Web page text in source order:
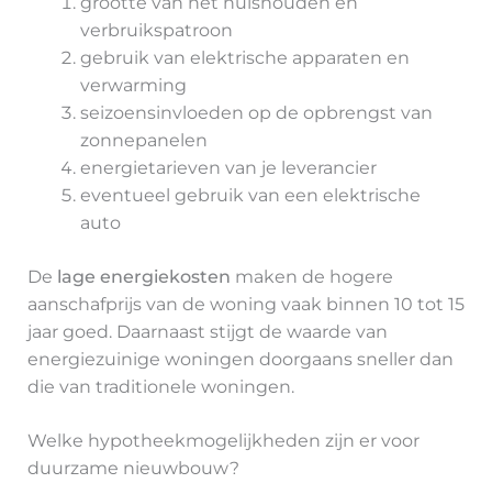
verbruikspatroon
gebruik van elektrische apparaten en
verwarming
seizoensinvloeden op de opbrengst van
zonnepanelen
energietarieven van je leverancier
eventueel gebruik van een elektrische
auto
De lage energiekosten maken de hogere
aanschafprijs van de woning vaak binnen 10 tot 15
jaar goed. Daarnaast stijgt de waarde van
energiezuinige woningen doorgaans sneller dan
die van traditionele woningen.
Welke hypotheekmogelijkheden zijn er voor
duurzame nieuwbouw?